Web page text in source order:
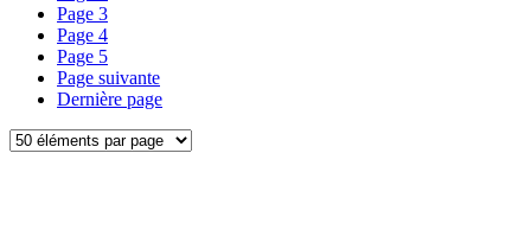
Page 3
Page 4
Page 5
Page suivante
Dernière page